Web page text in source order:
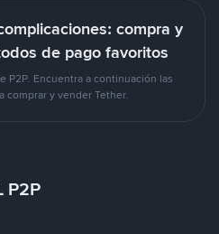
compra y
de pago favoritos
P2P. Encuentra a continuación las
comprar y vender Tether.
P2P